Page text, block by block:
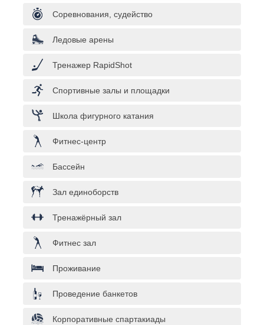
Соревнования, судейство
Ледовые арены
Тренажер RapidShot
Спортивные залы и площадки
Школа фигурного катания
Фитнес-центр
Бассейн
Зал единоборств
Тренажёрный зал
Фитнес зал
Проживание
Проведение банкетов
Корпоративные спартакиады